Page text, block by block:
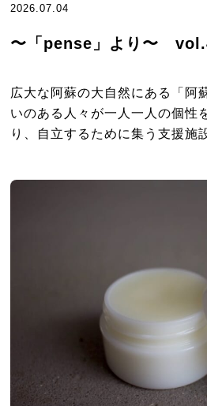
2026.07.04
〜「pense」より〜
広大な阿蘇の大自然にある「阿
いのある人々が一人一人の個性
り、自立するために集う支援施